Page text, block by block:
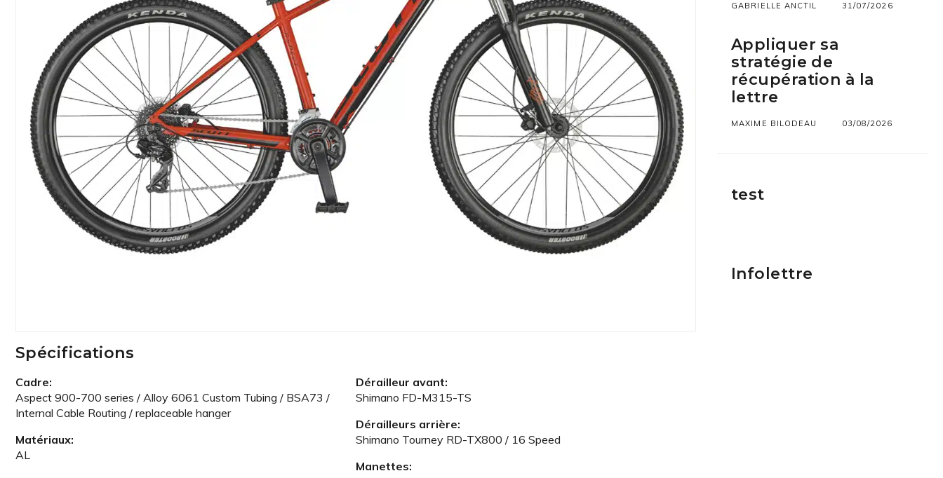
Spécifications
Cadre:
Aspect 900-700 series / Alloy 6061 Custom Tubing / BSA73 /
Internal Cable Routing / replaceable hanger
Matériaux:
AL
Dérailleur avant:
Shimano FD-M315-TS
Dérailleurs arrière:
Shimano Tourney RD-TX800 / 16 Speed
Manettes:
GABRIELLE ANCTIL 31/07/2026
Appliquer sa
stratégie de
récupération à la
lettre
MAXIME BILODEAU 03/08/2026
test
Infolettre